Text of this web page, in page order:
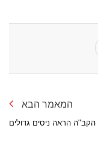
המאמר הבא
הקב"ה הראה ניסים גדולים